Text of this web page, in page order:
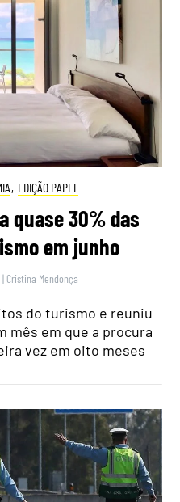
, EDIÇÃO PAPEL
quase 30% das
em junho
| Cristina Mendonça
do turismo e reuniu
mês em que a procura
vez em oito meses